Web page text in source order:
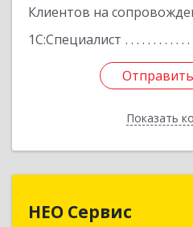
Клиентов на
1С:Специалист
Показать
НЕО Сервис